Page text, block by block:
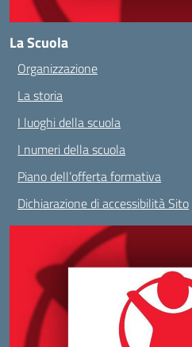
La Scuola
Organizzazione
La storia
I luoghi della scuola
I numeri della scuola
Piano dell’offerta formativa
Dichiarazione di accessibilità Sito